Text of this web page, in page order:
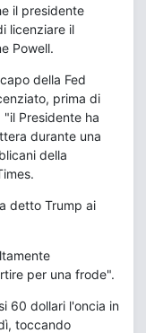
il presidente
licenziare il
Powell.
della Fed
prima di
Presidente ha
durante una
della
detto Trump ai
per una frode".
60 dollari l'oncia in
toccando